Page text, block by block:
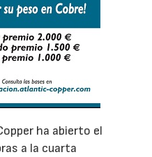
ha abierto el
a la cuarta